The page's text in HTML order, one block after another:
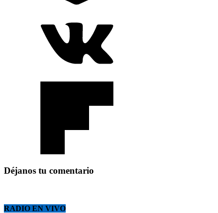
Déjanos tu comentario
RADIO EN VIVO